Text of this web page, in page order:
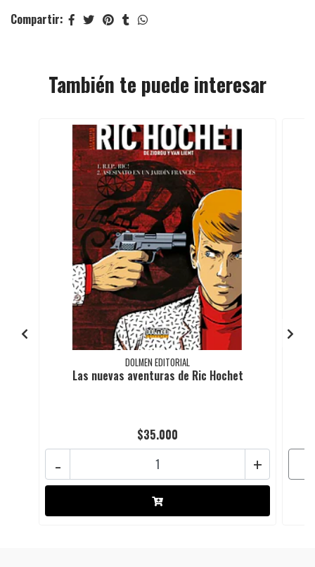
Compartir:
También te puede interesar
DOLMEN EDITORIAL
Las nuevas aventuras de Ric Hochet
$35.000
+
-